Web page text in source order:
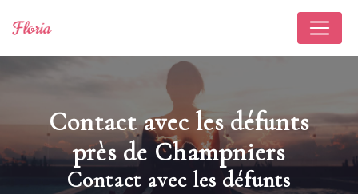
Contact avec les défunts
près de Champniers
Contact avec les défunts